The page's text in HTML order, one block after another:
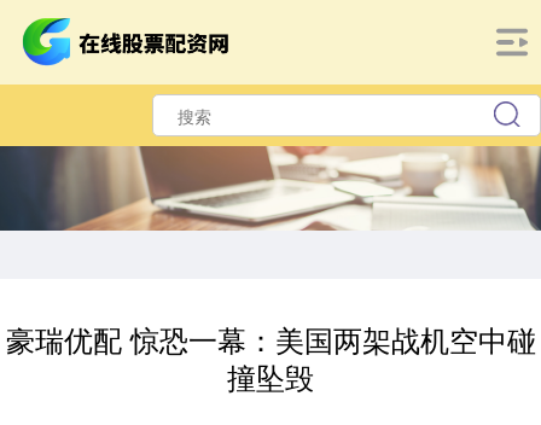
豪瑞优配 惊恐一幕：美国两架战机空中碰
撞坠毁